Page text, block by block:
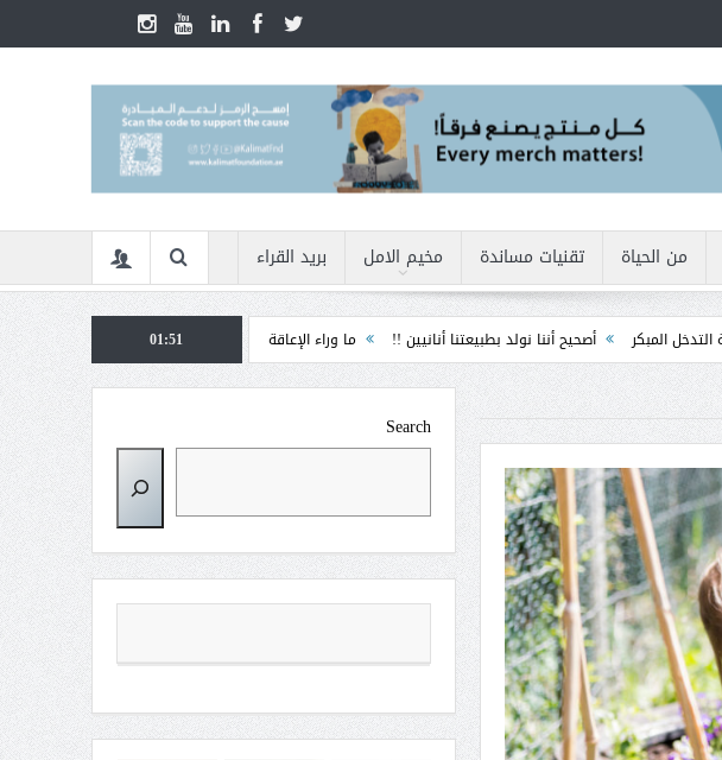
من الحياة تقنيات مساندة مخيم الامل بريد القراء
أصحيح أننا نولد بطبيعتنا أنانيين !! ما وراء الإعاقة الأمن السيبراني في زمن الأزمات ... كيف نحمي أنفسنا
01:51
Search